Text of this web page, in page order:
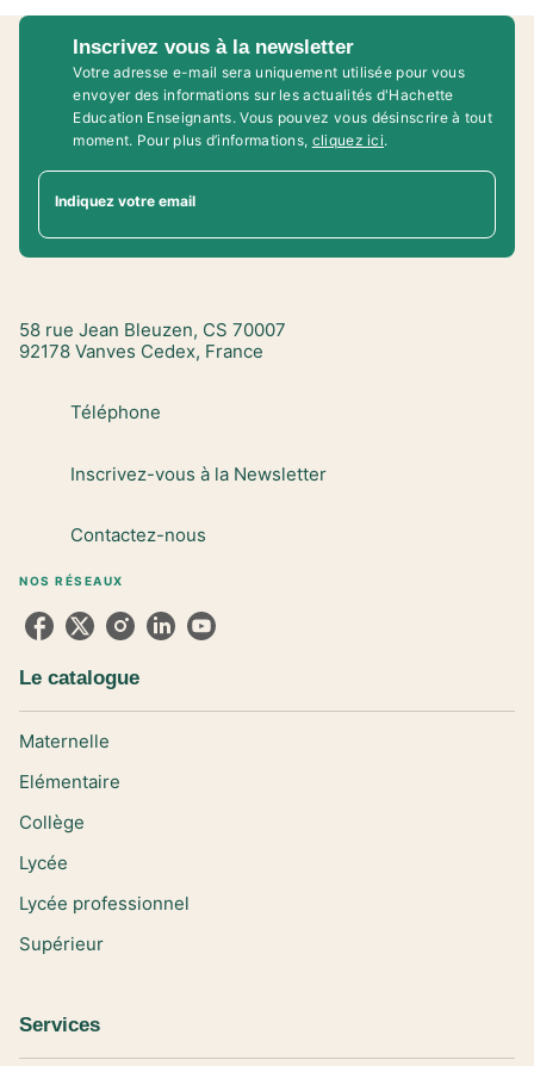
Inscrivez vous à la newsletter
Votre adresse e-mail sera uniquement utilisée pour vous
envoyer des informations sur les actualités d'Hachette
Education Enseignants. Vous pouvez vous désinscrire à tout
moment. Pour plus d’informations, cliquez ici.
Indiquez votre email
58 rue Jean Bleuzen, CS 70007
92178 Vanves Cedex, France
Téléphone
Inscrivez-vous à la Newsletter
Contactez-nous
NOS RÉSEAUX
Le catalogue
Maternelle
Elémentaire
Collège
Lycée
Lycée professionnel
Supérieur
Services